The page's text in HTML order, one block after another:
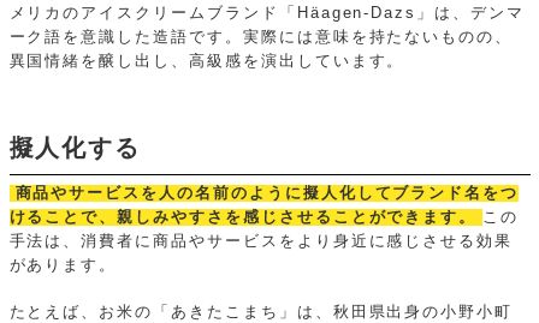
メリカのアイスクリームブランド「Häagen-Dazs」は、デンマ
ーク語を意識した造語です。実際には意味を持たないものの、
異国情緒を醸し出し、高級感を演出しています。
擬人化する
商品やサービスを人の名前のように擬人化してブランド名をつ
けることで、親しみやすさを感じさせることができます。
この
手法は、消費者に商品やサービスをより身近に感じさせる効果
があります。
たとえば、お米の「あきたこまち」は、秋田県出身の小野小町